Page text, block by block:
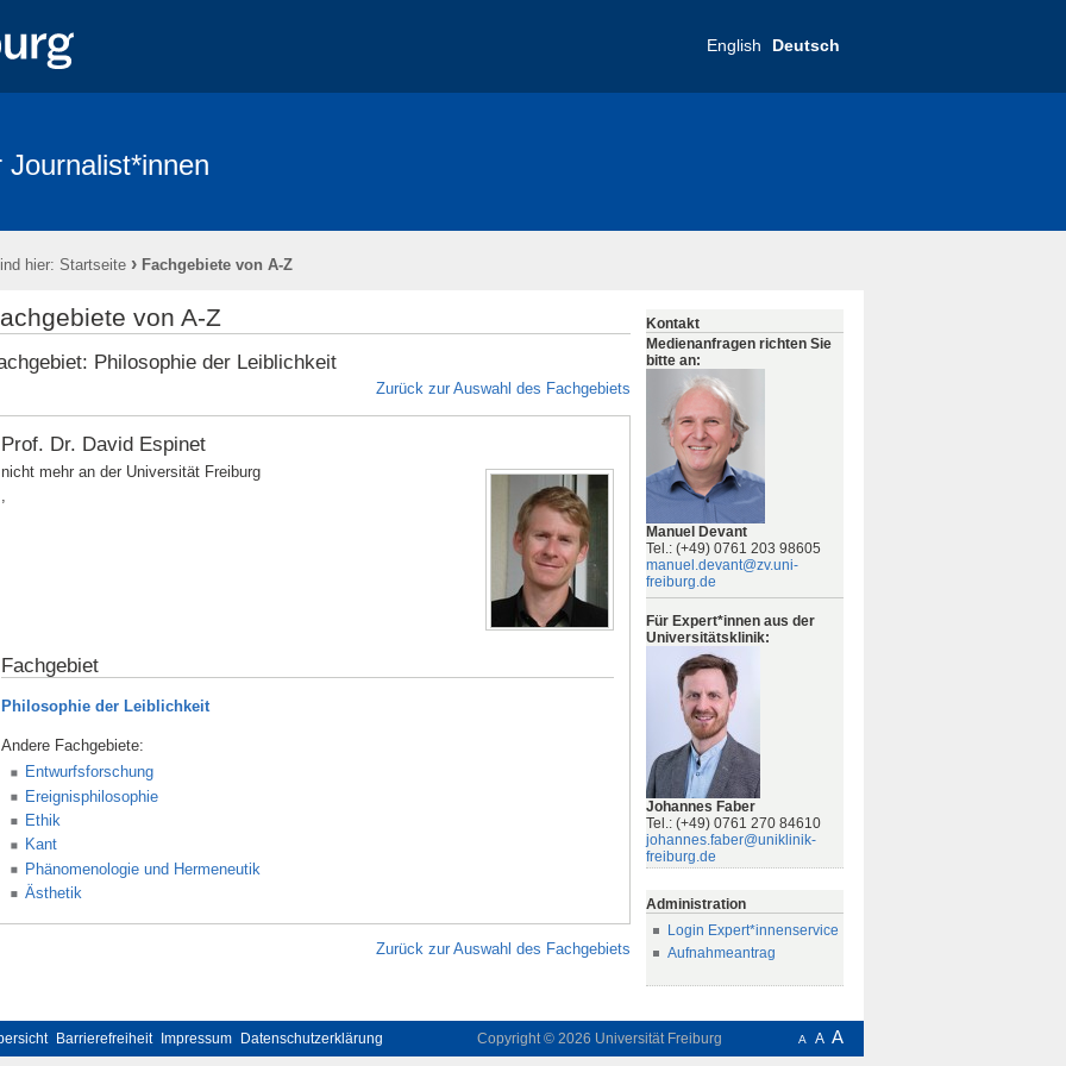
English Deutsch
hier: Startseite › Fachgebiete von A-Z
von A-Z
Philosophie der Leiblichkeit
Zurück zur Auswahl des Fachgebiets
Prof. Dr. David Espinet
nicht mehr an der Universität Freiburg
,
Fachgebiet
Philosophie der Leiblichkeit
Andere Fachgebiete:
Entwurfsforschung
Ereignisphilosophie
Ethik
Kant
Phänomenologie und Hermeneutik
Ästhetik
Zurück zur Auswahl des Fachgebiets
Kontakt
Medienanfragen richten Sie
bitte an:
Manuel Devant
Tel.: (+49) 0761 203 98605
manuel.devant@zv.uni-
freiburg.de
Für Expert*innen aus der
Universitätsklinik:
Johannes Faber
Tel.: (+49) 0761 270 84610
johannes.faber@uniklinik-
freiburg.de
Administration
Login Expert*innenservice
Aufnahmeantrag
Barrierefreiheit Impressum Datenschutzerklärung A A A
Copyright © 2026 Universität Freiburg